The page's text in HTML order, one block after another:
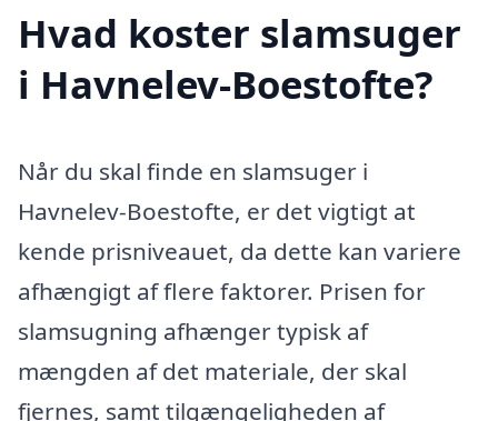
Hvad koster slamsuger
i Havnelev-Boestofte?
Når du skal finde en slamsuger i
Havnelev-Boestofte, er det vigtigt at
kende prisniveauet, da dette kan variere
afhængigt af flere faktorer. Prisen for
slamsugning afhænger typisk af
mængden af det materiale, der skal
fjernes, samt tilgængeligheden af